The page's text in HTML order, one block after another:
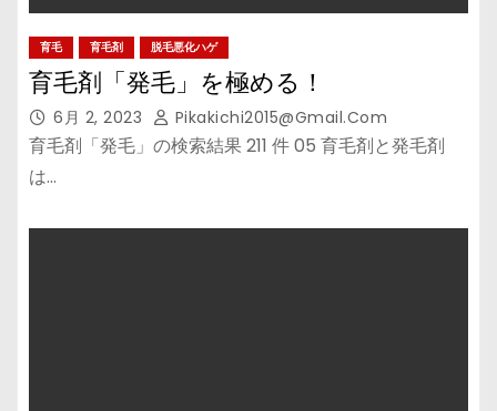
育毛 育毛剤 脱毛悪化ハゲ
育毛剤「発毛」を極める！
6月 2, 2023 Pikakichi2015@gmail.com
育毛剤「発毛」の検索結果 211 件 05 育毛剤と発毛剤
は…